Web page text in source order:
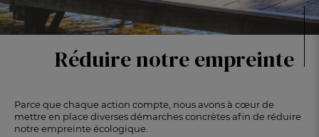
Réduire notre empreinte
Parce que chaque action compte, nous avons à cœur de
mettre en place diverses démarches concrètes afin de réduire
notre empreinte écologique.